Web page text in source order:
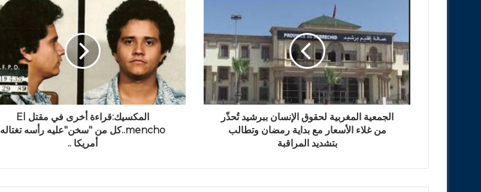
الجمعية المغربية لحقوق الإنسان ببرشيد تُحذّر
من غلاء الأسعار مع بداية رمضان وتطالب
بتشديد المراقبة
المكسيك:قراءة أخرى في مقتل El
mencho..كل من "سخن"عليه رأسه تغتاله
أمريكا ..